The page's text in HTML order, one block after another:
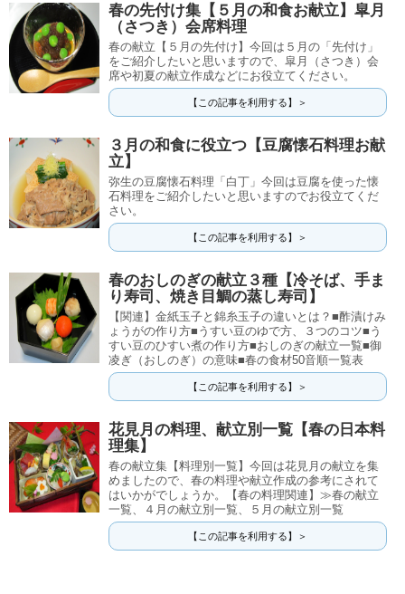
春の先付け集【５月の和食お献立】皐月
（さつき）会席料理
春の献立【５月の先付け】今回は５月の「先付け」
をご紹介したいと思いますので、皐月（さつき）会
席や初夏の献立作成などにお役立てください。
【この記事を利用する】＞
３月の和食に役立つ【豆腐懐石料理お献
立】
弥生の豆腐懐石料理「白丁」今回は豆腐を使った懐
石料理をご紹介したいと思いますのでお役立てくだ
さい。
【この記事を利用する】＞
春のおしのぎの献立３種【冷そば、手ま
り寿司、焼き目鯛の蒸し寿司】
【関連】金紙玉子と錦糸玉子の違いとは？■酢漬けみ
ょうがの作り方■うすい豆のゆで方、３つのコツ■う
すい豆のひすい煮の作り方■おしのぎの献立一覧■御
凌ぎ（おしのぎ）の意味■春の食材50音順一覧表
【この記事を利用する】＞
花見月の料理、献立別一覧【春の日本料
理集】
春の献立集【料理別一覧】今回は花見月の献立を集
めましたので、春の料理や献立作成の参考にされて
はいかがでしょうか。【春の料理関連】≫春の献立
一覧、４月の献立別一覧、５月の献立別一覧
【この記事を利用する】＞